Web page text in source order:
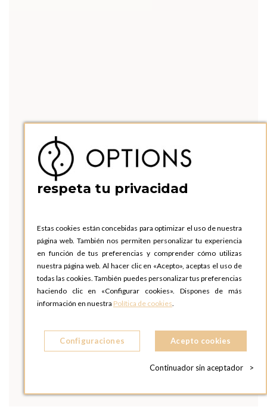
respeta tu privacidad
Estas cookies están concebidas para optimizar el uso de nuestra
página web. También nos permiten personalizar tu experiencia
en función de tus preferencias y comprender cómo utilizas
nuestra página web. Al hacer clic en «Acepto», aceptas el uso de
todas las cookies. También puedes personalizar tus preferencias
haciendo clic en «Configurar cookies». Dispones de más
información en nuestra Política de cookies.
Configuraciones Acepto cookies
Continuador sin aceptador >